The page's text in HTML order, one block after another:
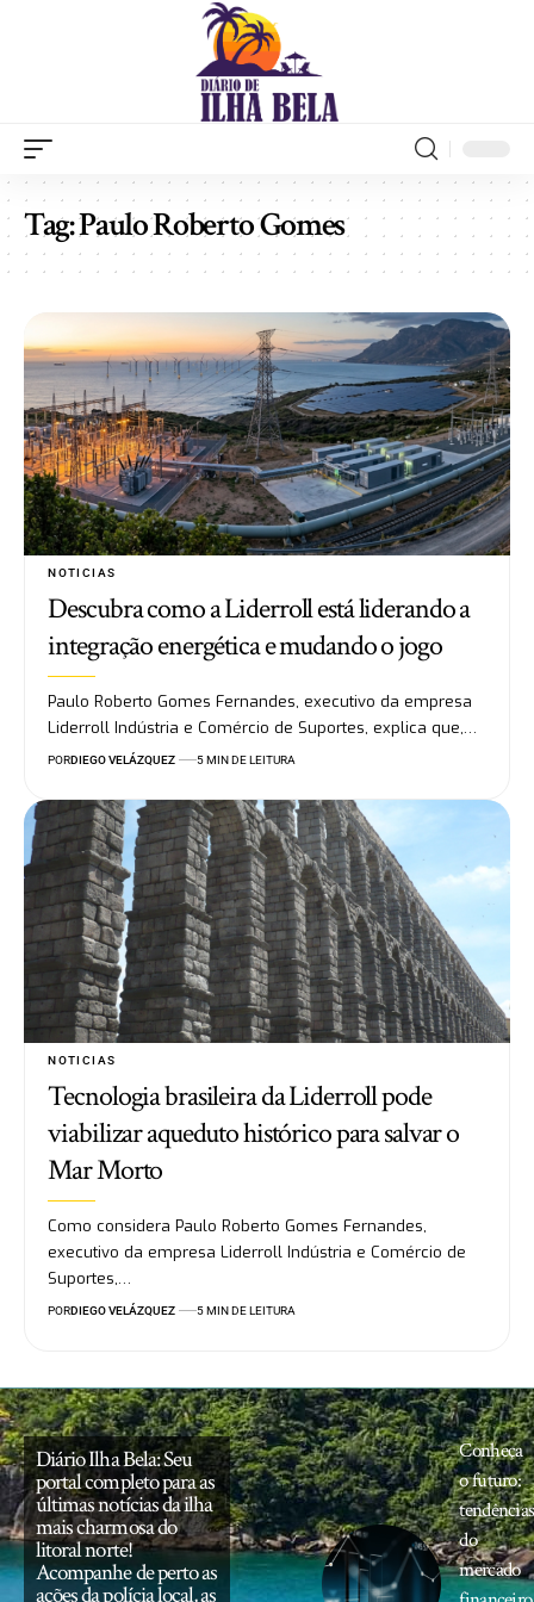
Tag:Paulo Roberto Gomes
NOTICIAS
Descubra como a Liderroll está liderando a
integração energética e mudando o jogo
Paulo Roberto Gomes Fernandes, executivo da empresa
Liderroll Indústria e Comércio de Suportes, explica que,…
PORDIEGO VELÁZQUEZ 5 MIN DE LEITURA
NOTICIAS
Tecnologia brasileira da Liderroll pode
viabilizar aqueduto histórico para salvar o
Mar Morto
Como considera Paulo Roberto Gomes Fernandes,
executivo da empresa Liderroll Indústria e Comércio de
Suportes,…
PORDIEGO VELÁZQUEZ 5 MIN DE LEITURA
Diário Ilha Bela: Seu
portal completo para as
últimas notícias da ilha
mais charmosa do
litoral norte!
Acompanhe de perto as
ações da polícia local, as
Conheça
o futuro:
tendências
do
mercado